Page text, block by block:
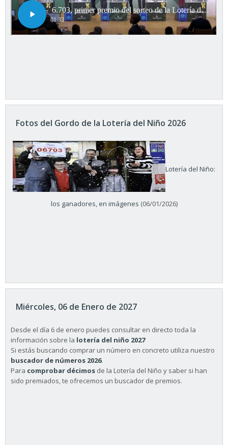
Fotos del Gordo de la Lotería del Niño 2026
Lotería del Niño:
los ganadores, en imágenes (06/01/2026)
Miércoles, 06 de Enero de 2027
Desde el día 6 de enero puedes consultar en directo toda la
información sobre la lotería del niño 2027
Si estás buscando comprar un número en concreto utiliza nuestro
buscador de números 2026.
Para comprobar décimos de la Lotería del Niño y saber si han
sido premiados, te ofrecemos un buscador de premios.